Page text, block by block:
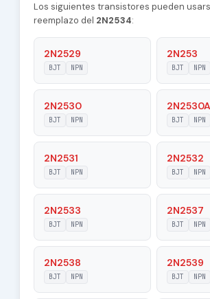
Polarity NPN
Material of
Transistor
Si
Frequency (ft)
20 MHz
Collector
Maximum Collector
Current |Ic max|
0.025 A
Collector-Base
Voltage |Vcb|
45 V
Collector-Emitter
Voltage |Vce|
40 V
Los siguientes transistores pueden
reemplazo del 2N2534:
2N2529
BJT NPN
2N253
BJT NPN
2N2530
BJT NPN
2N2530A
BJT NPN
2N2531
BJT NPN
2N2532
BJT NPN
2N2533
BJT NPN
2N2537
BJT NPN
2N2538
BJT NPN
2N2539
BJT NPN